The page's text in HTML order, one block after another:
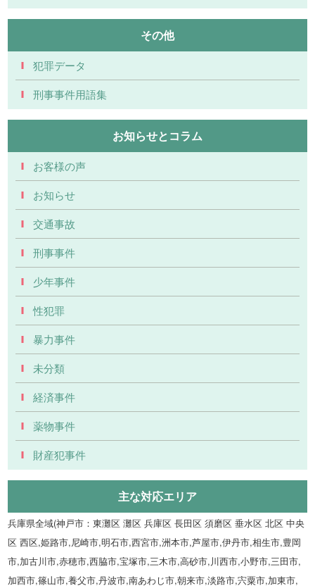
その他
犯罪データ
刑事事件用語集
お知らせとコラム
お客様の声
お知らせ
交通事故
刑事事件
少年事件
性犯罪
暴力事件
未分類
経済事件
薬物事件
財産犯事件
主な対応エリア
兵庫県全域(神戸市：東灘区 灘区 兵庫区 長田区 須磨区 垂水区 北区 中央
区 西区,姫路市,尼崎市,明石市,西宮市,洲本市,芦屋市,伊丹市,相生市,豊岡
市,加古川市,赤穂市,西脇市,宝塚市,三木市,高砂市,川西市,小野市,三田市,
加西市,篠山市,養父市,丹波市,南あわじ市,朝来市,淡路市,宍粟市,加東市,